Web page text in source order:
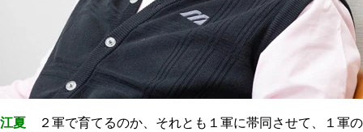
江夏 ２軍で育てるのか、それとも１軍に帯同させて、１軍の